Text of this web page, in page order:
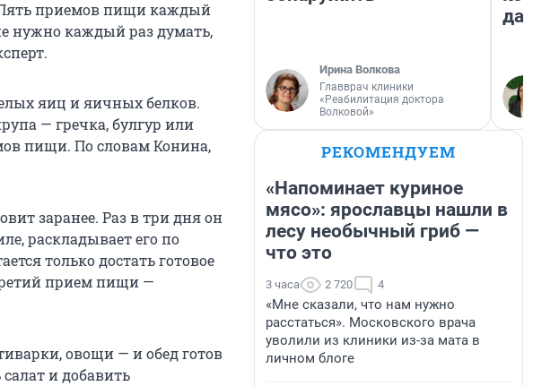
приемов пищи каждый
нужно каждый раз думать,
яиц и яичных белков.
— гречка, булгур или
пищи. По словам Конина,
заранее. Раз в три дня он
раскладывает его по
только достать готовое
прием пищи —
овощи — и обед готов
и добавить
Ирина Волкова
Главврач клиники
«Реабилитация доктора
Волковой»
даже
РЕКОМЕНДУЕМ
«Напоминает куриное
мясо»: ярославцы нашли в
лесу необычный гриб —
что это
3 часа 2 720 4
«Мне сказали, что нам нужно
расстаться». Московского врача
уволили из клиники из-за мата в
личном блоге